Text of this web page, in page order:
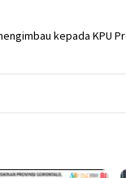
kepada KPU